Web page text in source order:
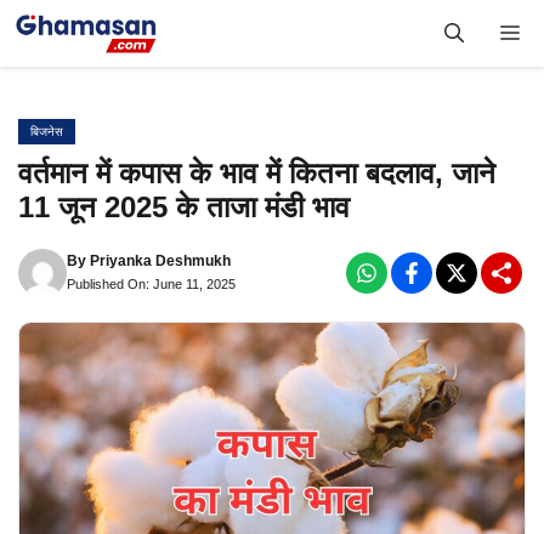
Skip
बिजनेस
वर्तमान में कपास के भाव में कितना बदलाव, जाने
11 जून 2025 के ताजा मंडी भाव
By Priyanka Deshmukh
Published On: June 11, 2025